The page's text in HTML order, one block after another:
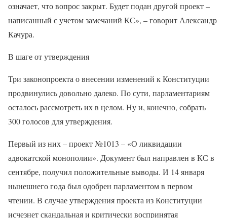
означает, что вопрос закрыт. Будет подан другой проект –
написанный с учетом замечаний КС», – говорит Александр
Качура.
В шаге от утверждения
Три законопроекта о внесении изменений к Конституции
продвинулись довольно далеко. По сути, парламентариям
осталось рассмотреть их в целом. Ну и, конечно, собрать
300 голосов для утверждения.
Первый из них – проект №1013 – «О ликвидации
адвокатской монополии». Документ был направлен в КС в
сентябре, получил положительные выводы. И 14 января
нынешнего года был одобрен парламентом в первом
чтении. В случае утверждения проекта из Конституции
исчезнет скандальная и критически воспринятая